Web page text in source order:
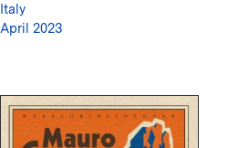
Italy
April 2023